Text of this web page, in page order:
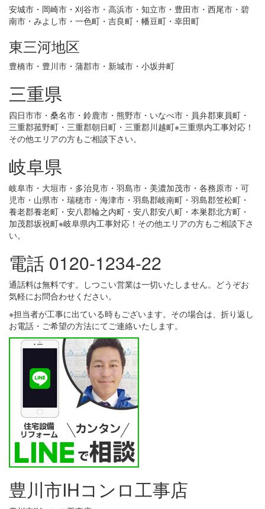
安城市・岡崎市・刈谷市・高浜市・知立市・豊田市・西尾市・碧
南市・みよし市・一色町・吉良町・幡豆町・幸田町
東三河地区
豊橋市・豊川市・蒲郡市・新城市・小坂井町
三重県
四日市市・桑名市・鈴鹿市・熊野市・いなべ市・員弁郡東員町・
三重郡菰野町・三重郡朝日町・三重郡川越町※三重県内工事対応！
その他エリアの方もご相談下さい。
岐阜県
岐阜市・大垣市・多治見市・羽島市・美濃加茂市・各務原市・可
児市・山県市・瑞穂市・海津市・羽島郡岐南町・羽島郡笠松町・
養老郡養老町・安八郡輪之内町・安八郡安八町・本巣郡北方町・
加茂郡坂祝町※岐阜県内工事対応！その他エリアの方もご相談下さ
い。
電話 0120-1234-22
通話料は無料です。しつこい営業は一切いたしません。どうぞお
気軽にお問合わせください。
※担当者が工事に出ている時もございます。その場合は、折り返し
お電話・ご希望の方法にてご連絡いたします。
豊川市IHコンロ工事店